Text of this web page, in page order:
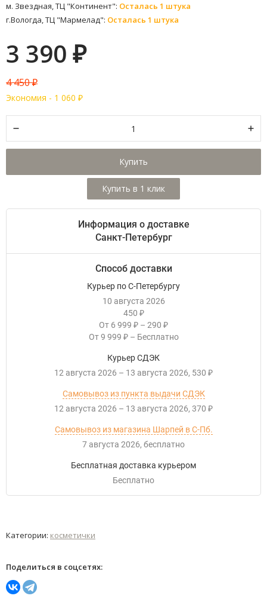
м. Звездная, ТЦ "Континент": Осталась 1 штука
г.Вологда, ТЦ "Мармелад": Осталась 1 штука
3 390 ₽
4 450₽
Экономия - 1 060 ₽
Купить
Информация о доставке
Санкт-Петербург
Способ доставки
Курьер по С-Петербургу
10 августа 2026
450 ₽
От 6 999 ₽ – 290 ₽
От 9 999 ₽ – Бесплатно
Курьер СДЭК
12 августа 2026 – 13 августа 2026 530 ₽
Самовывоз из пункта выдачи СДЭК
12 августа 2026 – 13 августа 2026 370 ₽
Самовывоз из магазина Шарпей в С-Пб.
7 августа 2026
Бесплатно
Бесплатная доставка курьером
Бесплатно
Категории: косметички
Поделиться в соцсетях: